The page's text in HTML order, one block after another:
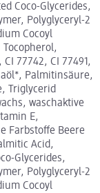
Coco-Glycerides,
Polyglyceryl-2
Cocoyl
77742, CI 77491,
Palmitinsäure,
Triglycerid
waschaktive
E,
Farbstoffe Beere
Acid,
Glycerides,
Polyglyceryl-2
Cocoyl